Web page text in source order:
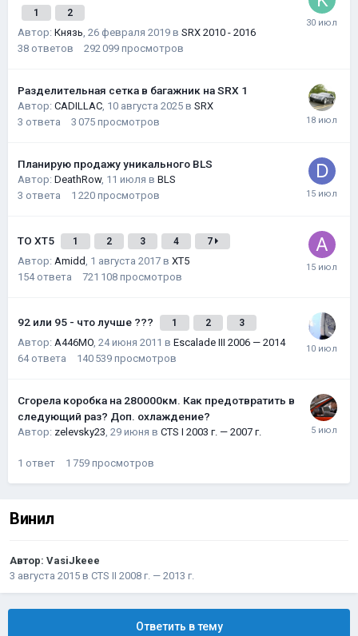
1 2
Автор: Князь, 26 февраля 2019 в SRX 2010 - 2016
38 ответов 292 099 просмотров
Разделительная сетка в багажник на SRX 1
Автор: CADILLAC, 10 августа 2025 в SRX
3 ответа 3 075 просмотров
Планирую продажу уникального BLS
Автор: DeathRow, 11 июля в BLS
3 ответа 1 220 просмотров
ТО XT5 1 2 3 4 7
Автор: Amidd, 1 августа 2017 в XT5
154 ответа 721 108 просмотров
92 или 95 - что лучше ??? 1 2 3
Автор: A446MO, 24 июня 2011 в Escalade III 2006 — 2014
64 ответа 140 539 просмотров
Сгорела коробка на 280000км. Как предотвратить в
следующий раз? Доп. охлаждение?
Автор: zelevsky23, 29 июня в CTS I 2003 г. — 2007 г.
1 ответ 1 759 просмотров
Винил
Автор: VasiJkeee
3 августа 2015 в CTS II 2008 г. — 2013 г.
Ответить в тему